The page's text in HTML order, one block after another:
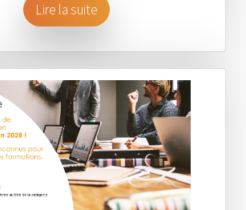
Lire la suite